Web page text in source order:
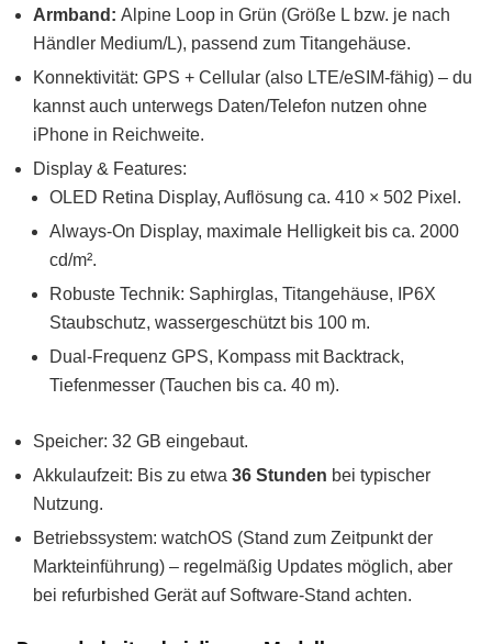
Armband: Alpine Loop in Grün (Größe L bzw. je nach
Händler Medium/L), passend zum Titangehäuse.
Konnektivität: GPS + Cellular (also LTE/eSIM-fähig) – du
kannst auch unterwegs Daten/Telefon nutzen ohne
iPhone in Reichweite.
Display & Features:
OLED Retina Display, Auflösung ca. 410 × 502 Pixel.
Always-On Display, maximale Helligkeit bis ca. 2000
cd/m².
Robuste Technik: Saphirglas, Titangehäuse, IP6X
Staubschutz, wassergeschützt bis 100 m.
Dual-Frequenz GPS, Kompass mit Backtrack,
Tiefenmesser (Tauchen bis ca. 40 m).
Speicher: 32 GB eingebaut.
Akkulaufzeit: Bis zu etwa 36 Stunden bei typischer
Nutzung.
Betriebssystem: watchOS (Stand zum Zeitpunkt der
Markteinführung) – regelmäßig Updates möglich, aber
bei refurbished Gerät auf Software-Stand achten.